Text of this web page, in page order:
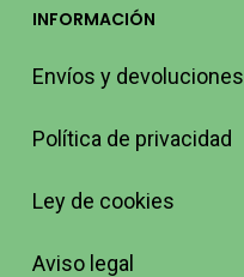
INFORMACIÓN
Envíos y devoluciones
Política de privacidad
Ley de cookies
Aviso legal